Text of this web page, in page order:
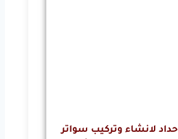
حداد لانشاء وتركيب سواتر